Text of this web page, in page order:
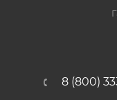
8 (800)